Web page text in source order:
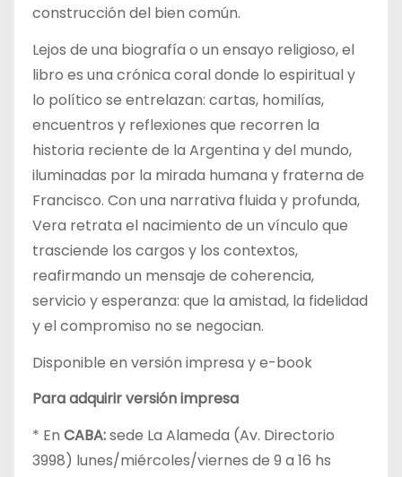
construcción del bien común.
Lejos de una biografía o un ensayo religioso, el
libro es una crónica coral donde lo espiritual y
lo político se entrelazan: cartas, homilías,
encuentros y reflexiones que recorren la
historia reciente de la Argentina y del mundo,
iluminadas por la mirada humana y fraterna de
Francisco. Con una narrativa fluida y profunda,
Vera retrata el nacimiento de un vínculo que
trasciende los cargos y los contextos,
reafirmando un mensaje de coherencia,
servicio y esperanza: que la amistad, la fidelidad
y el compromiso no se negocian.
Disponible en versión impresa y e-book
Para adquirir versión impresa
* En CABA:sede La Alameda (Av. Directorio
3998) lunes/miércoles/viernes de 9 a 16 hs